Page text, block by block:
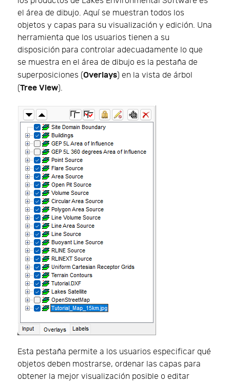
el área de dibujo. Aquí se muestran todos los
objetos y capas para su visualización y edición. Una
herramienta que los usuarios tienen a su
disposición para controlar adecuadamente lo que
se muestra en el área de dibujo es la pestaña de
superposiciones (Overlays) en la vista de árbol
(Tree View).
Esta pestaña permite a los usuarios especificar qué
objetos deben mostrarse, ordenar las capas para
obtener la mejor visualización posible o editar